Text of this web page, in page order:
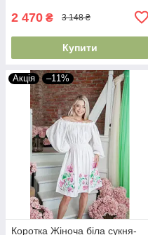
2 470 ₴ 3 148 ₴
Купити
Акція –11%
Коротка Жіноча біла сукня-